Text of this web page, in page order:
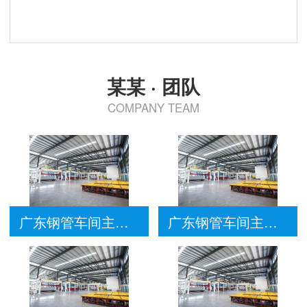
某某 · 团队
COMPANY TEAM
广东钢管车间主要员工 广东钢管车间主要员工